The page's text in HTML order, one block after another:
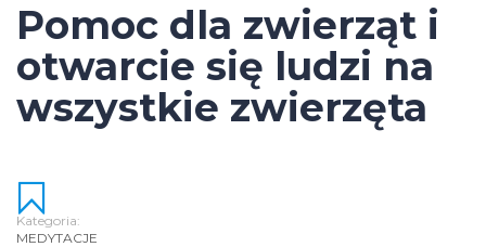
Pomoc dla zwierząt i
otwarcie się ludzi na
wszystkie zwierzęta
Kategoria:
MEDYTACJE